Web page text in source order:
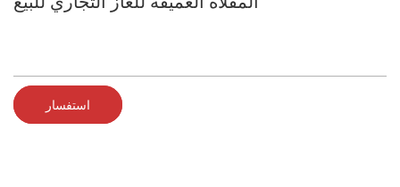
استفسار